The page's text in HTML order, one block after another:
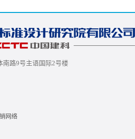
南路9号主语国际2号楼
网络